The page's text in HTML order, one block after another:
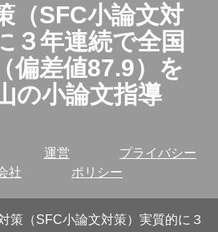
（SFC小論文対
３年連続で全国
偏差値87.9）を
の小論文指導
運営
社
プライバシー
ポリシー
策（SFC小論文対策）実質的に３